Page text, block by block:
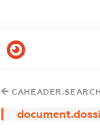
CAHEADER.SEARCH